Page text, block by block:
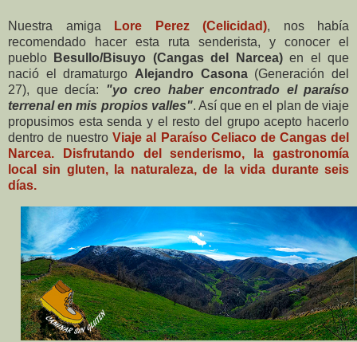
Nuestra amiga Lore Perez (Celicidad), nos había
recomendado hacer esta ruta senderista, y conocer el
pueblo
Besullo/Bisuyo (Cangas del Narcea)en el que
nació el dramaturgo Alejandro Casona (Generación del
27), que decía: "yo creo haber encontrado el paraíso
terrenal en mis propios valles". Así que en el plan de viaje
propusimos esta senda y el resto del grupo acepto hacerlo
dentro de nuestroViaje al Paraíso Celiaco de Cangas del
Narcea. Disfrutando del senderismo, la gastronomía
local sin gluten, la naturaleza, de la vida durante seis
días.